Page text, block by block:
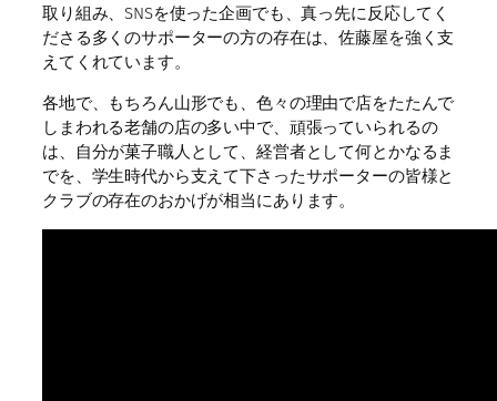
取り組み、SNSを使った企画でも、真っ先に反応してく
ださる多くのサポーターの方の存在は、佐藤屋を強く支
えてくれています。
各地で、もちろん山形でも、色々の理由で店をたたんで
しまわれる老舗の店の多い中で、頑張っていられるの
は、自分が菓子職人として、経営者として何とかなるま
でを、学生時代から支えて下さったサポーターの皆様と
クラブの存在のおかげが相当にあります。